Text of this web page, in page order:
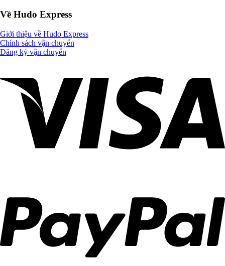
Về Hudo Express
Giới thiệu về Hudo Express
Chính sách vận chuyển
Đăng ký vận chuyển